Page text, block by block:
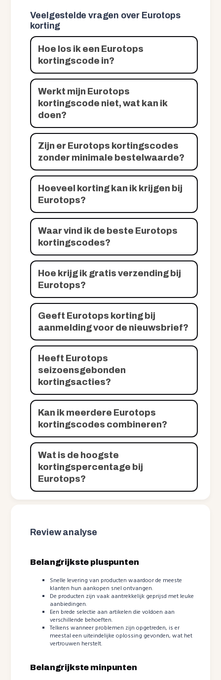
Veelgestelde vragen over Eurotops
korting
Hoe los ik een Eurotops
kortingscode in?
Werkt mijn Eurotops
kortingscode niet, wat kan ik
doen?
Zijn er Eurotops kortingscodes
zonder minimale bestelwaarde?
Hoeveel korting kan ik krijgen bij
Eurotops?
Waar vind ik de beste Eurotops
kortingscodes?
Hoe krijg ik gratis verzending bij
Eurotops?
Geeft Eurotops korting bij
aanmelding voor de nieuwsbrief?
Heeft Eurotops
seizoensgebonden
kortingsacties?
Kan ik meerdere Eurotops
kortingscodes combineren?
Wat is de hoogste
kortingspercentage bij
Eurotops?
Review analyse
Belangrijkste pluspunten
Snelle levering van producten waardoor de meeste
klanten hun aankopen snel ontvangen.
De producten zijn vaak aantrekkelijk geprijsd met leuke
aanbiedingen.
Een brede selectie aan artikelen die voldoen aan
verschillende behoeften.
Telkens wanneer problemen zijn opgetreden, is er
meestal een uiteindelijke oplossing gevonden, wat het
vertrouwen herstelt.
Belangrijkste minpunten